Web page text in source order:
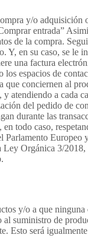
y/o
entrada”
de la compra.
en su caso, se le
una factura
espacios de
conciernen al
a cada
del pedido de
durante las
todo caso,
Orgánica 3/
y/o a que
suministro de
Esto será